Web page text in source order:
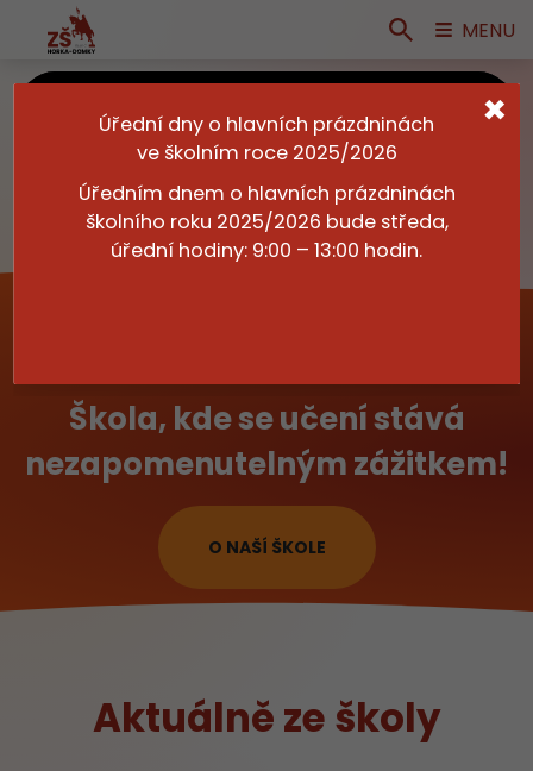
Škola, kde se učení stává
nezapomenutelným zážitkem!
O NAŠÍ ŠKOLE
Aktuálně ze školy
×
Úřední dny o hlavních prázdninách
ve školním roce 2025/2026
Úředním dnem o hlavních prázdninách
školního roku 2025/2026 bude středa,
úřední hodiny: 9:00 – 13:00 hodin.
MENU